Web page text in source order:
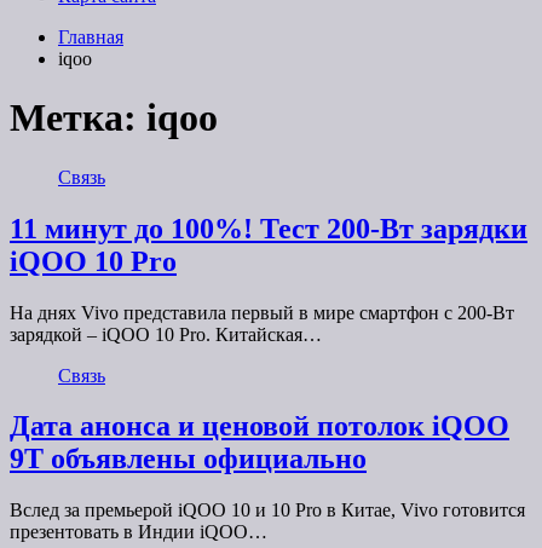
Главная
iqoo
Метка: iqoo
Связь
11 минут до 100%! Тест 200-Вт зарядки
iQOO 10 Pro
На днях Vivo представила первый в мире смартфон с 200-Вт
зарядкой – iQOO 10 Pro. Китайская…
Связь
Дата анонса и ценовой потолок iQOO
9T объявлены официально
Вслед за премьерой iQOO 10 и 10 Pro в Китае, Vivo готовится
презентовать в Индии iQOO…